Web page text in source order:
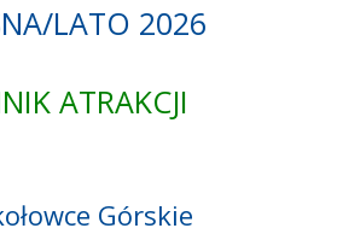
LATO 2026
ATRAKCJI
Górskie